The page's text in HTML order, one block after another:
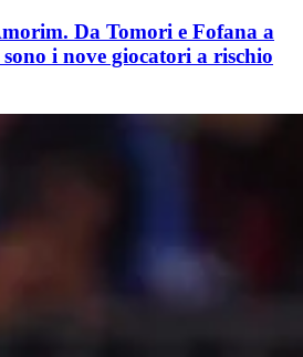
Da Tomori e Fofana a
i nove giocatori a rischio